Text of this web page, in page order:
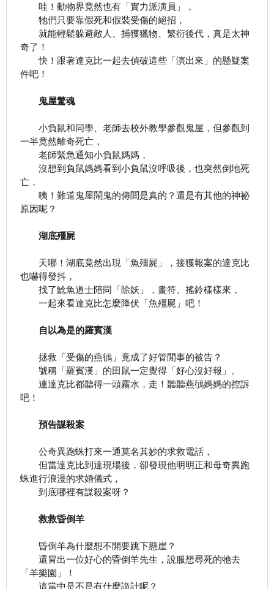
哇！動物界竟然也有「實力派演員」，
牠們只要靠假死和假裝受傷的絕招，
就能輕鬆躲避敵人、捕獲獵物、繁衍後代，真是太神
奇了！
快！跟著達克比一起去偵破這些「演出來」的懸疑案
件吧！
鬼屋驚魂
小負鼠和同學、老師去校外教學參觀鬼屋，但參觀到
一半竟然離奇死亡，
老師緊急通知小負鼠媽媽，
沒想到負鼠媽媽看到小負鼠沒呼吸後，也突然倒地死
亡，
咦！難道鬼屋鬧鬼的傳聞是真的？還是有其他的神祕
原因呢？
湖底殭屍
天哪！湖底竟然出現「魚殭屍」，接獲報案的達克比
也嚇得發抖，
找了鯰魚道士陪同「除妖」，畫符、搖鈴樣樣來，
一起來看達克比怎麼降伏「魚殭屍」吧！
自以為是的羅賓漢
拯救「受傷的燕鴴」竟成了好管閒事的被告？
號稱「羅賓漢」的田鼠一定覺得「好心沒好報」。
連達克比都聽得一頭霧水，走！聽聽燕鴴媽媽的控訴
吧！
預告謀殺案
公奇異跑蛛打來一通莫名其妙的求救電話，
但當達克比到達現場後，卻發現他明明正和母奇異跑
蛛進行浪漫的求婚儀式，
到底哪裡有謀殺案呀？
救救昏倒羊
昏倒羊為什麼想不開要跳下懸崖？
還冒出一位好心的昏倒羊先生，說服想尋死的牠去
「羊樂園」！